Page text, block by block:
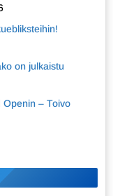
on julkaistu
Openin – Toivo